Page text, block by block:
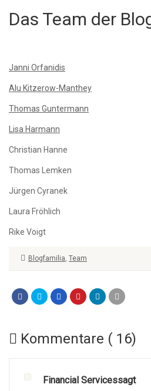
Das Team der
Janni Orfanidis
Alu Kitzerow-Manthey
Thomas Guntermann
Lisa Harmann
Christian Hanne
Thomas Lemken
Jürgen Cyranek
Laura Fröhlich
Rike Voigt
Blogfamilia, Team
Kommentare ( 16)
Financial Servicessagt